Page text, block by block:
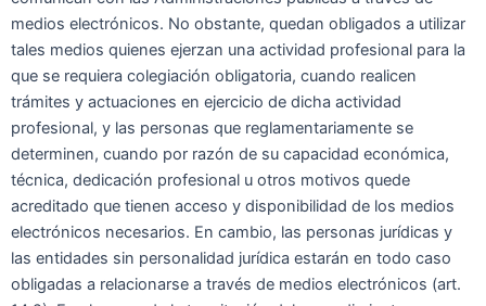
medios electrónicos. No obstante, quedan obligados a utilizar
tales medios quienes ejerzan una actividad profesional para la
que se requiera colegiación obligatoria, cuando realicen
trámites y actuaciones en ejercicio de dicha actividad
profesional, y las personas que reglamentariamente se
determinen, cuando por razón de su capacidad económica,
técnica, dedicación profesional u otros motivos quede
acreditado que tienen acceso y disponibilidad de los medios
electrónicos necesarios. En cambio, las personas jurídicas y
las entidades sin personalidad jurídica estarán en todo caso
obligadas a relacionarse a través de medios electrónicos (art.